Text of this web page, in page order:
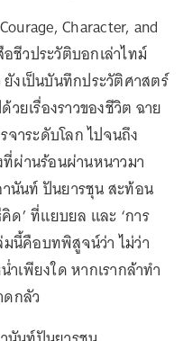
Character, and
ชีวประวัติบอกเล่าไทม์
งเป็นบันทึกประวัติศาสตร์
ยเรื่องราวของชีวิต ฉาย
จาระดับโลก ไปจนถึง
ผ่านร้อนผ่านหนาวมา
นันท์ ปันยารชุน สะท้อน
ด’ ที่แยบยล และ ‘การ
นี้คือบทพิสูจน์ว่า ไม่ว่า
เพียงใด หากเรากล้าทำ
กลัว